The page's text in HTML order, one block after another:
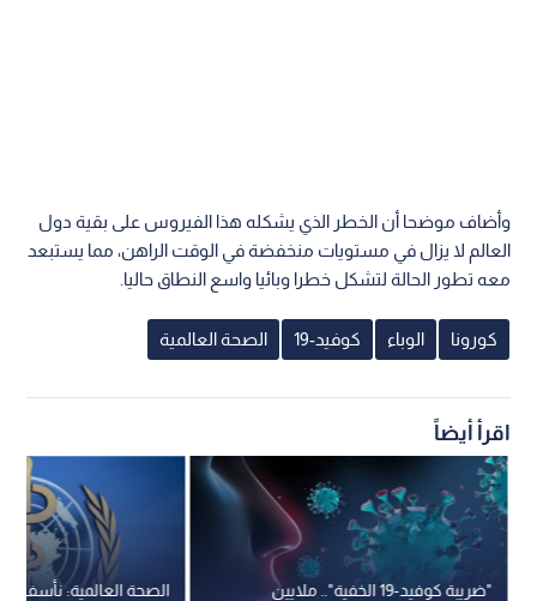
وأضاف موضحا أن الخطر الذي يشكله هذا الفيروس على بقية دول
العالم لا يزال في مستويات منخفضة في الوقت الراهن، مما يستبعد
معه تطور الحالة لتشكل خطرا وبائيا واسع النطاق حاليا.
كورونا الوباء كوفيد-19 الصحة العالمية
اقرأ أيضاً
الصحة العالمية: نأسف
"ضريبة كوفيد-19 الخفية".. ملايين